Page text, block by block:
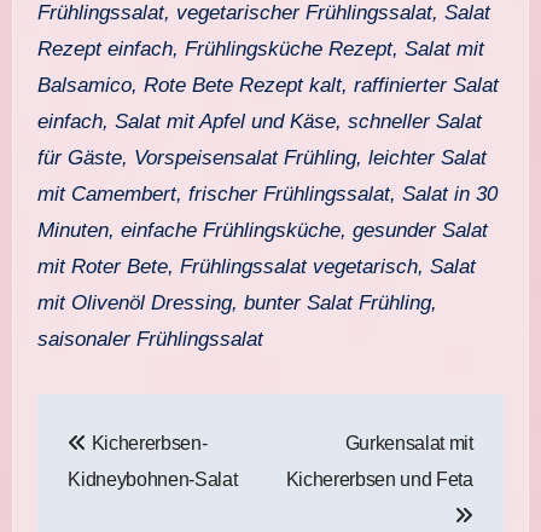
Frühlingssalat, vegetarischer Frühlingssalat, Salat
Rezept einfach, Frühlingsküche Rezept, Salat mit
Balsamico, Rote Bete Rezept kalt, raffinierter Salat
einfach, Salat mit Apfel und Käse, schneller Salat
für Gäste, Vorspeisensalat Frühling, leichter Salat
mit Camembert, frischer Frühlingssalat, Salat in 30
Minuten, einfache Frühlingsküche, gesunder Salat
mit Roter Bete, Frühlingssalat vegetarisch, Salat
mit Olivenöl Dressing, bunter Salat Frühling,
saisonaler Frühlingssalat
Kichererbsen-
Kidneybohnen-Salat
Gurkensalat mit
Kichererbsen und Feta